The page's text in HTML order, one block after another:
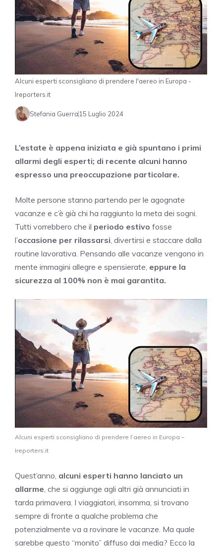
Alcuni esperti sconsigliano di prendere l'aereo in Europa -
Ireporters.it
Stefania Guerra 15 Luglio 2024
L’estate è appena iniziata e già spuntano i primi
allarmi degli esperti; di recente alcuni hanno
espresso una preoccupazione particolare.
Molte persone stanno partendo per le agognate
vacanze e c’è già chi ha raggiunto la meta dei sogni.
Tutti vorrebbero che il periodo estivo fosse
l’occasione per rilassarsi, divertirsi e staccare dalla
routine lavorativa. Pensando alle vacanze vengono in
mente immagini allegre e spensierate, eppure la
sicurezza al 100% non è mai garantita.
Alcuni esperti sconsigliano di prendere l’aereo in Europa –
Ireporters.it
Quest’anno, alcuni esperti hanno lanciato un
allarme , che si aggiunge agli altri già annunciati in
tarda primavera. I viaggiatori, insomma, si trovano
sempre di fronte a qualche problema che
potenzialmente va a rovinare le vacanze. Ma quale
sarebbe questo “monito” diffuso dai media? Ecco la